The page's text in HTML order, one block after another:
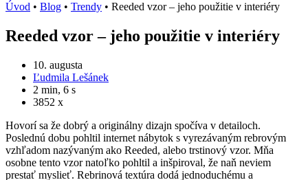
Úvod • Blog • Trendy • Reeded vzor – jeho použitie v interiéry
Reeded vzor – jeho použitie v interiéry
10. augusta
Ľudmila Lešánek
2 min, 6 s
3852 x
Hovorí sa že dobrý a originálny dizajn spočíva v detailoch.
Poslednú dobu pohltil internet nábytok s vyrezávaným rebrovým
vzhľadom nazývaným ako Reeded, alebo trstinový vzor. Mňa
osobne tento vzor natoľko pohltil a inšpiroval, že naň neviem
prestať myslieť. Rebrinová textúra dodá jednoduchému a